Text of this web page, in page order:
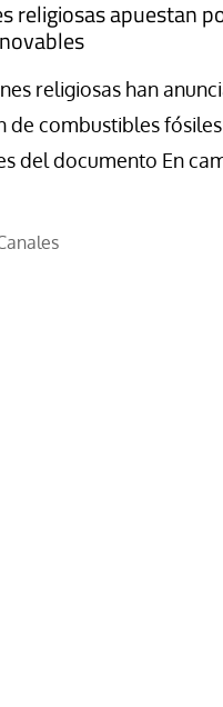
religiosas apuestan
religiosas han
de combustibles
del documento En